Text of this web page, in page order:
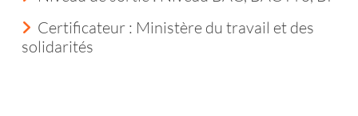
Certificateur : Ministère du travail et des
solidarités